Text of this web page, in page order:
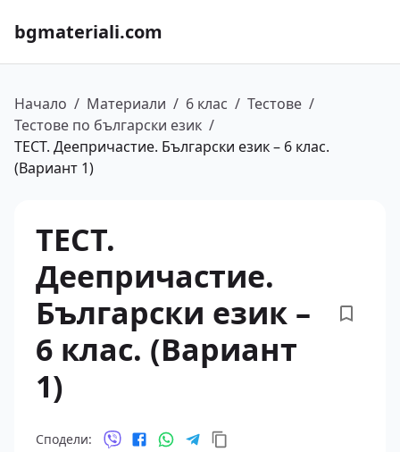
bgmateriali.com
Начало / Материали / 6 клас / Тестове /
Тестове по български език /
ТЕСТ. Деепричастие. Български език – 6 клас.
(Вариант 1)
ТЕСТ.
Деепричастие.
Български език –
6 клас. (Вариант
1)
Сподели: